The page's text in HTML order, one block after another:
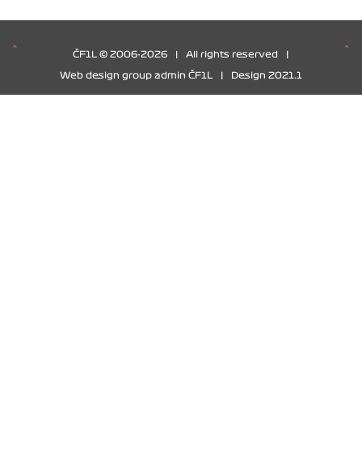
ČF1L © 2006-2026 All rights reserved
Web design group admin ČF1L Design 2021.1